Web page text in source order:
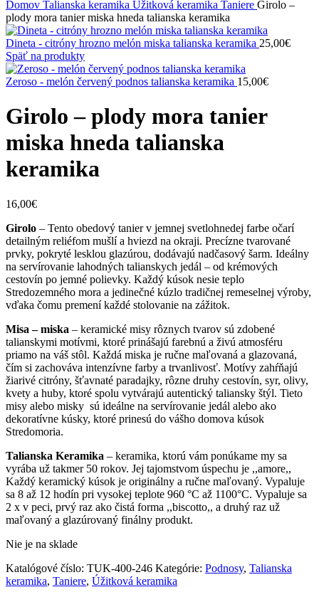
Domov Talianska keramika Úžitková keramika Taniere Girolo –
plody mora tanier miska hneda talianska keramika
Dineta - citróny hrozno melón miska talianska keramika 25,00€
Späť na produkty
Zeroso - melón červený podnos talianska keramika 15,00€
Girolo – plody mora tanier
miska hneda talianska
keramika
16,00€
Girolo – Tento obedový tanier v jemnej svetlohnedej farbe očarí
detailným reliéfom mušlí a hviezd na okraji. Precízne tvarované
prvky, pokryté lesklou glazúrou, dodávajú nadčasový šarm. Ideálny
na servírovanie lahodných talianskych jedál – od krémových
cestovín po jemné polievky. Každý kúsok nesie teplo
Stredozemného mora a jedinečné kúzlo tradičnej remeselnej výroby,
vďaka čomu premení každé stolovanie na zážitok.
Misa – miska – keramické misy rôznych tvarov sú zdobené
talianskymi motívmi, ktoré prinášajú farebnú a živú atmosféru
priamo na váš stôl. Každá miska je ručne maľovaná a glazovaná,
čím si zachováva intenzívne farby a trvanlivosť. Motívy zahŕňajú
žiarivé citróny, šťavnaté paradajky, rôzne druhy cestovín, syr, olivy,
kvety a huby, ktoré spolu vytvárajú autentický taliansky štýl. Tieto
misy alebo misky sú ideálne na servírovanie jedál alebo ako
dekoratívne kúsky, ktoré prinesú do vášho domova kúsok
Stredomoria.
Talianska Keramika – keramika, ktorú vám ponúkame my sa
vyrába už takmer 50 rokov. Jej tajomstvom úspechu je ,,amore,,
Každý keramický kúsok je originálny a ručne maľovaný. Vypaluje
sa 8 až 12 hodín pri vysokej teplote 960 °C až 1100°C. Vypaluje sa
2 x v peci, prvý raz ako čistá forma ,,biscotto,, a druhý raz už
maľovaný a glazúrovaný finálny produkt.
Nie je na sklade
Katalógové číslo: TUK-400-246 Kategórie: Podnosy, Talianska
keramika, Taniere, Úžitková keramika